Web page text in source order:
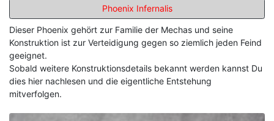
Phoenix Infernalis
Dieser Phoenix gehört zur Familie der Mechas und seine
Konstruktion ist zur Verteidigung gegen so ziemlich jeden Feind
geeignet.
Sobald weitere Konstruktionsdetails bekannt werden kannst Du
dies hier nachlesen und die eigentliche Entstehung
mitverfolgen.